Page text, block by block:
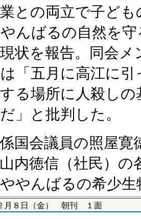
との両立で子ど
んばるの自然を
状を報告。同会
「五月に高江に
る場所に人殺し
」と批判した。
国会議員の照屋寛
内徳信（社民）
やんばるの希少
月８日（金） 朝刊 １面